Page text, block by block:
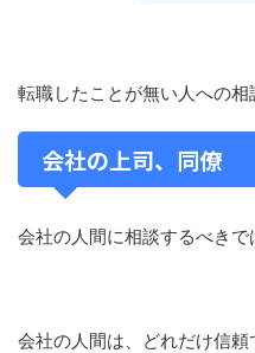
転職したことが無い人への相
会社の上司、同僚
会社の人間に相談するべきで
会社の人間は、どれだけ信頼